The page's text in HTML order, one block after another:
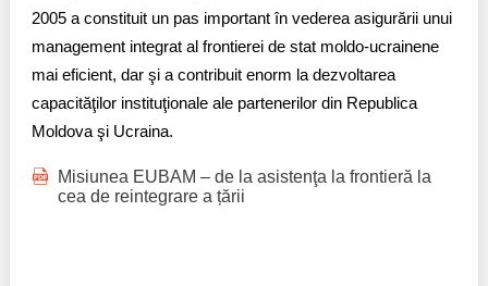
2005 a constituit un pas important în vederea asigurării unui
management integrat al frontierei de stat moldo-ucrainene
mai eficient, dar şi a contribuit enorm la dezvoltarea
capacităţilor instituţionale ale partenerilor din Republica
Moldova şi Ucraina.
Misiunea EUBAM – de la asistenţa la frontieră la
cea de reintegrare a țării